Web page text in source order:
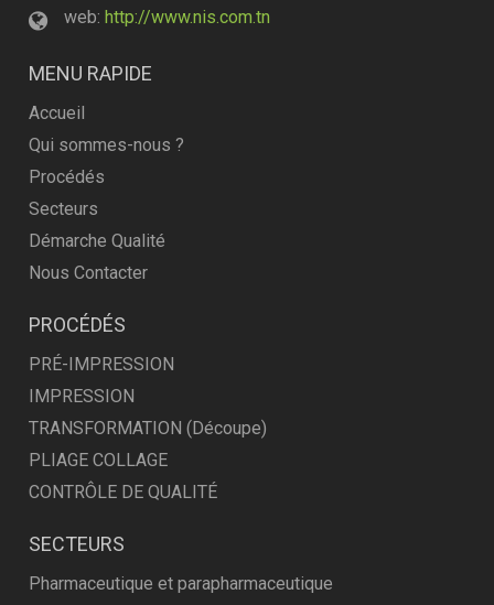
web:http://www.nis.com.tn
MENU RAPIDE
Accueil
Qui sommes-nous ?
Procédés
Secteurs
Démarche Qualité
Nous Contacter
PROCÉDÉS
PRÉ-IMPRESSION
IMPRESSION
TRANSFORMATION (Découpe)
PLIAGE COLLAGE
CONTRÔLE DE QUALITÉ
SECTEURS
Pharmaceutique et parapharmaceutique